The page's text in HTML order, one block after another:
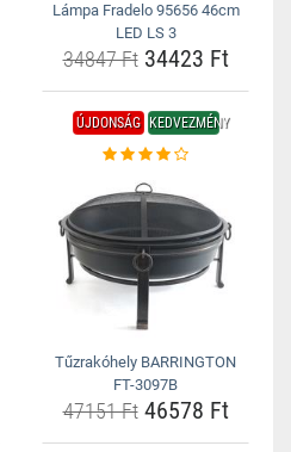
Lámpa Fradelo 95656 46cm
LED LS 3
34847 Ft34423 Ft
ÚJDONSÁG KEDVEZMÉNY
Tűzrakóhely BARRINGTON
FT-3097B
47151 Ft46578 Ft